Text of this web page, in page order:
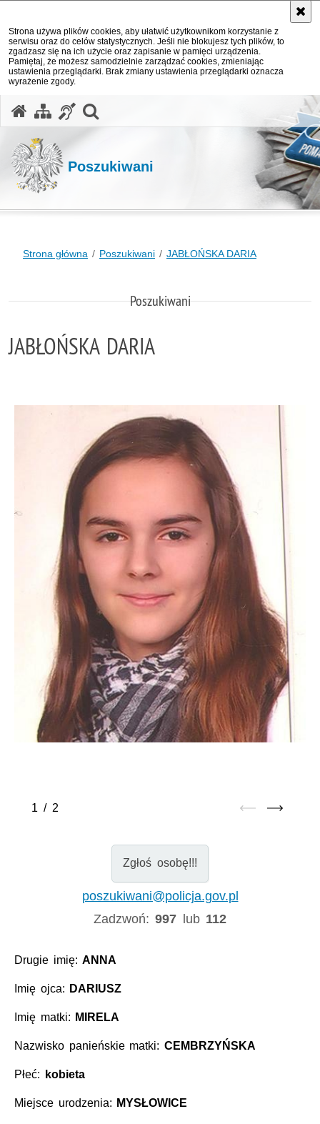
Strona używa plików cookies, aby ułatwić użytkownikom korzystanie z
serwisu oraz do celów statystycznych. Jeśli nie blokujesz tych plików, to
zgadzasz się na ich użycie oraz zapisanie w pamięci urządzenia.
Pamiętaj, że możesz samodzielnie zarządzać cookies, zmieniając
ustawienia przeglądarki. Brak zmiany ustawienia przeglądarki oznacza
wyrażenie zgody.
Poszukiwani
Strona główna Poszukiwani JABŁOŃSKA DARIA
Poszukiwani
JABŁOŃSKA DARIA
1 / 2
Zgłoś osobę!!!
poszukiwani@policja.gov.pl
Zadzwoń:997 lub 112
Drugie imię:ANNA
Imię ojca: DARIUSZ
Imię matki: MIRELA
Nazwisko panieńskie matki: CEMBRZYŃSKA
Płeć: kobieta
Miejsce urodzenia: MYSŁOWICE